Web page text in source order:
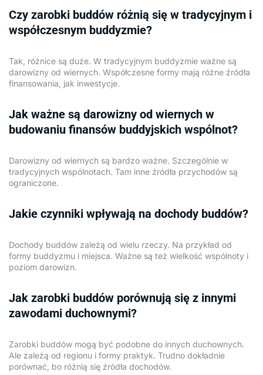
Czy zarobki buddów różnią się w tradycyjnym i
współczesnym buddyzmie?
Tak, różnice są duże. W tradycyjnym buddyzmie ważne są
darowizny od wiernych. Współczesne formy mają różne źródła
finansowania, jak inwestycje.
Jak ważne są darowizny od wiernych w
budowaniu finansów buddyjskich wspólnot?
Darowizny od wiernych są bardzo ważne. Szczególnie w
tradycyjnych wspólnotach. Tam inne źródła przychodów są
ograniczone.
Jakie czynniki wpływają na dochody buddów?
Dochody buddów zależą od wielu rzeczy. Na przykład od
formy buddyzmu i miejsca. Ważne są też wielkość wspólnoty i
poziom darowizn.
Jak zarobki buddów porównują się z innymi
zawodami duchownymi?
Zarobki buddów mogą być podobne do innych duchownych.
Ale zależą od regionu i formy praktyk. Trudno dokładnie
porównać, bo różnią się źródła dochodów.